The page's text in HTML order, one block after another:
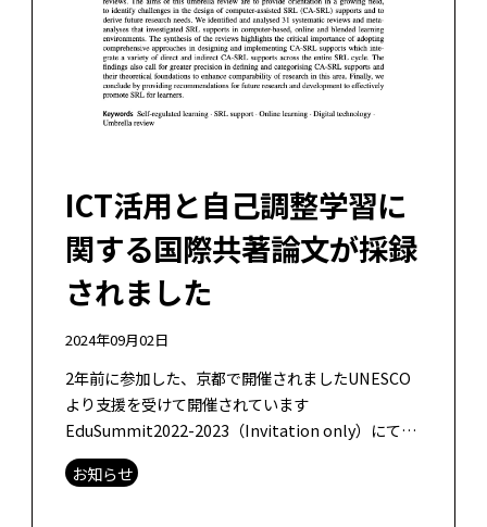
ICT活用と自己調整学習に
関する国際共著論文が採録
されました
2024年09月02日
2年前に参加した、京都で開催されましたUNESCO
より支援を受けて開催されています
EduSummit2022-2023（Invitation only）にて議
論し、研究活動した内容が論文として、
Technology, K […]
お知らせ